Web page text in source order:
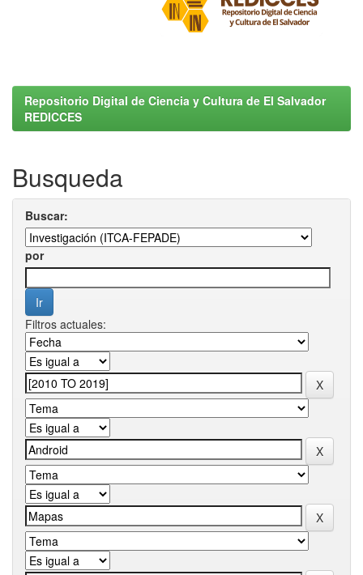
Repositorio Digital de Ciencia y Cultura de El Salvador
REDICCES
Busqueda
Buscar:
por
Filtros actuales: